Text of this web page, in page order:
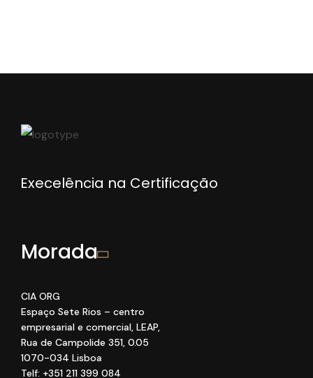
Execelência na Certificação
Morada
CIA ORG
Espaço Sete Rios – centro
empresarial e comercial, LEAP,
Rua de Campolide 351, 0.05
1070-034 Lisboa
Telf: +351 211 399 084